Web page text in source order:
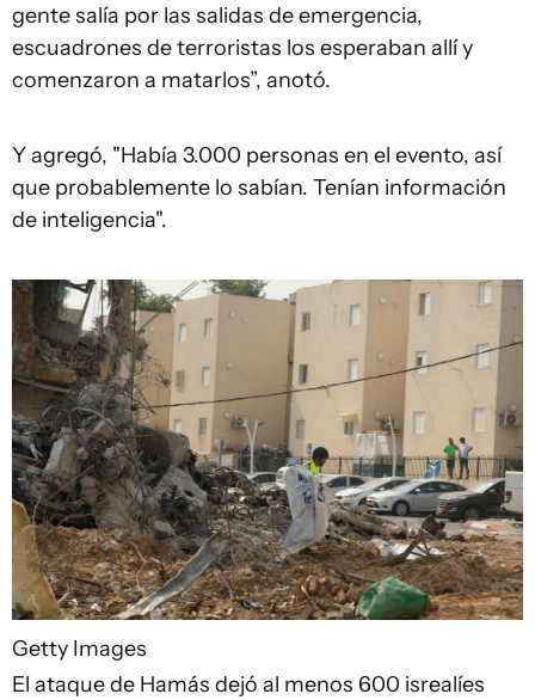
gente salía por las salidas de emergencia,
escuadrones de terroristas los esperaban allí y
comenzaron a matarlos”, anotó.
Y agregó, "Había 3.000 personas en el evento, así
que probablemente lo sabían. Tenían información
de inteligencia".
Getty Images
El ataque de Hamás dejó al menos 600 isrealíes